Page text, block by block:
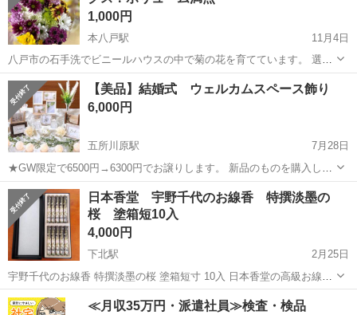
1,000円
本八戸駅
11月4日
八戸市の石手洗でビニールハウスの中で菊の花を育てています。 選別
した際に短かったりしたものを花束にして販売したいです！ 赤、白、
黄、ピンク、緑、様々な色が有りますが、その時の旬の物を束ねてボ
リューム満点に仕立てます。 予算に...
青森 八戸市 本八戸駅 冠婚葬祭
【美品】結婚式 ウェルカムスペース飾り
6,000円
五所川原駅
7月28日
★GW限定で6500円→6300円でお譲りします。 新品のものを購入し、
結婚式で一度使用しただけなので美品です。 ナチュラルな雰囲気でと
ても可愛いです。 レイアウトや、飾りを選ぶのが苦手な方でも、セッ
トになっているので...
青森 五所川原市 五所川原駅 冠婚葬祭 結婚式
日本香堂 宇野千代のお線香 特撰淡墨の
桜 塗箱短10入
4,000円
下北駅
2月25日
宇野千代のお線香 特撰淡墨の桜 塗箱短寸 10入 日本香堂の高級お線香
6,600円+送料のお品物 のしや包装は出来ませんが、 ご自宅用としてい
かがでしょうか？ ご自分で梱包出来る方なら 御進物としても使えるお
青森 むつ市 下北駅 冠婚葬祭 線香
≪月収35万円・派遣社員≫検査・検品